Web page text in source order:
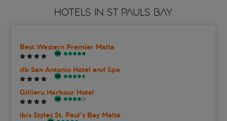
HOTELS IN ST PAULS BAY
Best Western Premier Malta
db San Antonio Hotel and Spa
Gillieru Harbour Hotel
ibis Styles St. Paul’s Bay Malta